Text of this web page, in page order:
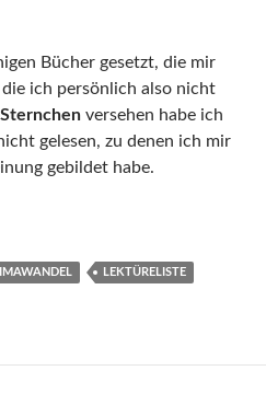
Bücher gesetzt, die mir
ich persönlich also nicht
Sternchen versehen habe ich
gelesen, zu denen ich mir
gebildet habe.
Klima
LEKTÜRELISTE